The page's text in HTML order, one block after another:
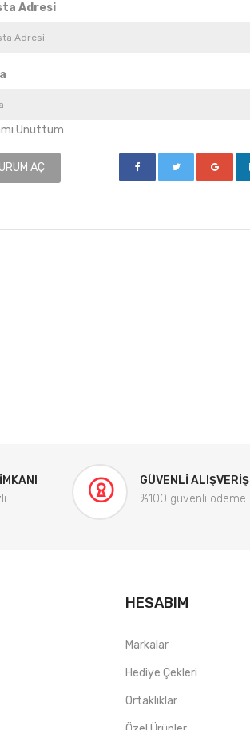
Adresi
Unuttum
GÜVENLI ALIŞVERIŞ
%100 güvenli ödeme
HESABIM
Markalar
Hediye Çekleri
Ortaklıklar